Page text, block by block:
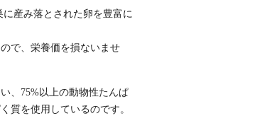
産み落とされた卵を豊富に
で、栄養価を損ないませ
、75%以上の動物性たんぱ
質を使用しているのです。